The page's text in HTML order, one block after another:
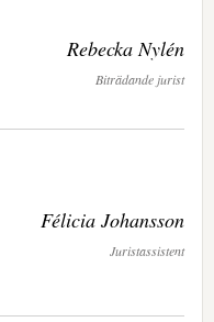
Rebecka Nylén
Biträdande jurist
Félicia Johansson
Juristassistent